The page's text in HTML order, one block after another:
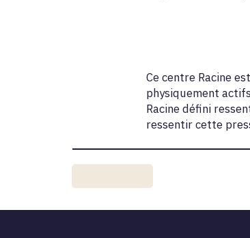
Ce centre Racine
physiquement
Racine défini
ressentir cette